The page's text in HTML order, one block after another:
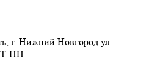
г. Нижний Новгород ул.
НН